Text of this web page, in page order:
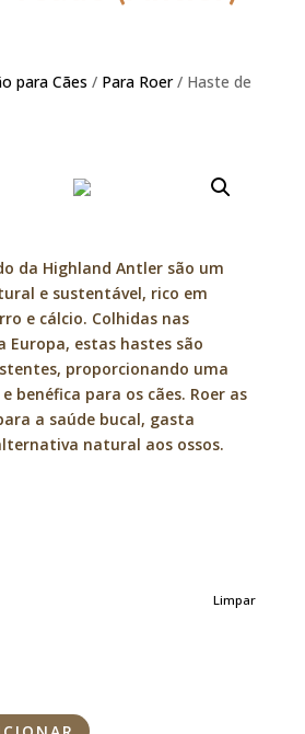
para Cães / Para Roer/ Haste de
da Highland Antler são um
e sustentável, rico em
e cálcio. Colhidas nas
Europa, estas hastes são
proporcionando uma
benéfica para os cães. Roer as
a saúde bucal, gasta
natural aos ossos.
Limpar